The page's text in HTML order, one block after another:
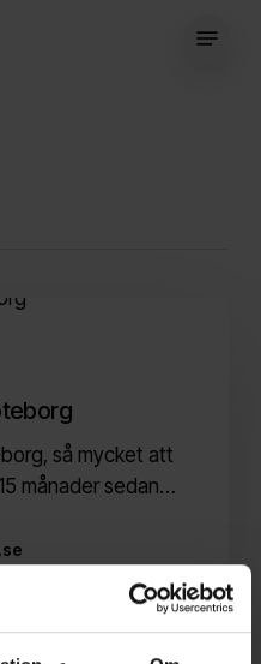
så mycket att
månader sedan…